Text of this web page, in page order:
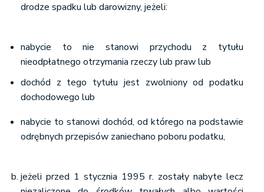
drodze spadku lub darowizny, jeżeli:
nabycie to nie stanowi przychodu z tytułu
nieodpłatnego otrzymania rzeczy lub praw lub
dochód z tego tytułu jest zwolniony od podatku
dochodowego lub
nabycie to stanowi dochód, od którego na podstawie
odrębnych przepisów zaniechano poboru podatku,
jeżeli przed 1 stycznia 1995 r. zostały nabyte lecz